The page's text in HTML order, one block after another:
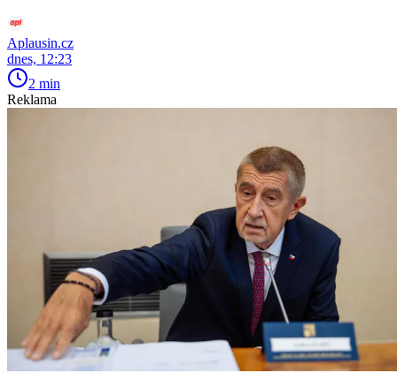
Aplausin.cz
dnes, 12:23
2 min
Reklama